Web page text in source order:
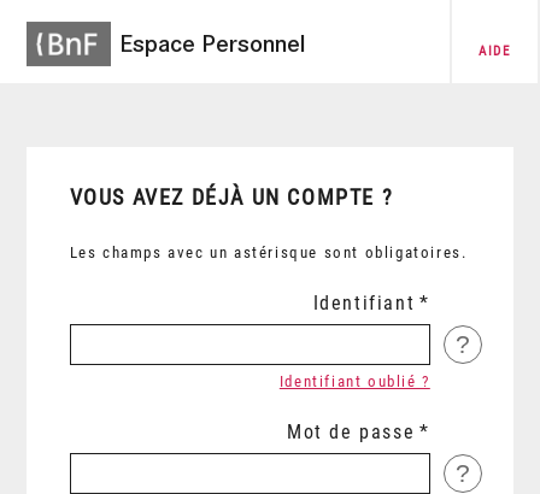
Espace Personnel AIDE
VOUS AVEZ DÉJÀ UN COMPTE ?
Les champs avec un astérisque sont obligatoires.
Identifiant
?
Identifiant oublié ?
Mot de passe
?